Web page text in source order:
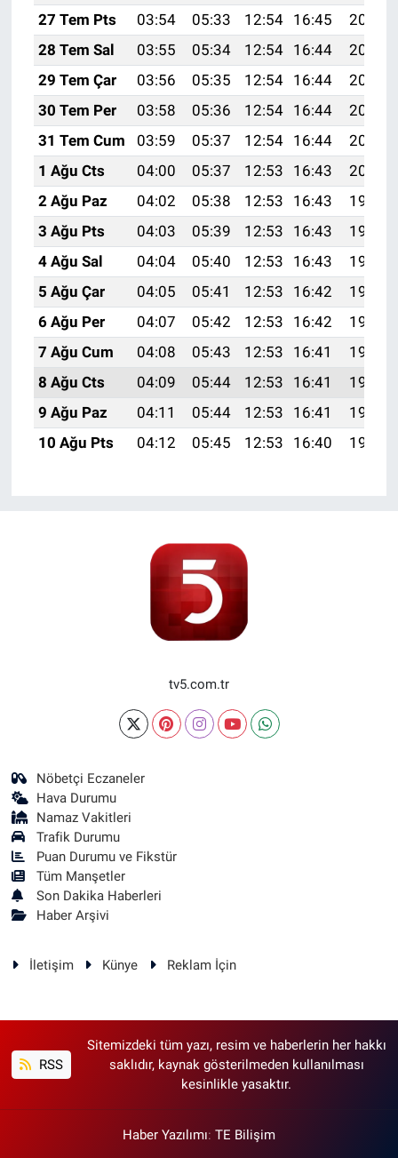
27 Tem Pts
03:54 05:33 12:54 16:45
20:04
28 Tem Sal
03:55 05:34 12:54 16:44
20:03
29 Tem Çar
03:56 05:35 12:54 16:44
20:02
30 Tem Per
03:58 05:36 12:54 16:44
20:01
31 Tem Cum
03:59 05:37 12:54 16:44
20:00
1 Ağu Cts
04:00 05:37 12:53 16:43
20:00
2 Ağu Paz
04:02 05:38 12:53 16:43
19:59
3 Ağu Pts
04:03 05:39 12:53 16:43
19:58
4 Ağu Sal
04:04 05:40 12:53 16:43
19:56
5 Ağu Çar
04:05 05:41 12:53 16:42
19:55
6 Ağu Per
04:07 05:42 12:53 16:42
19:54
7 Ağu Cum
04:08 05:43 12:53 16:41
19:53
8 Ağu Cts
04:09 05:44 12:53 16:41
19:52
9 Ağu Paz
04:11 05:44 12:53 16:41
19:51
10 Ağu Pts
04:12 05:45 12:53 16:40 19:50
tv5.com.tr
Nöbetçi Eczaneler
Hava Durumu
Namaz Vakitleri
Trafik Durumu
Puan Durumu ve Fikstür
Tüm Manşetler
Son Dakika Haberleri
Haber Arşivi
İletişim Künye Reklam İçin
RSS
Sitemizdeki tüm yazı, resim ve haberlerin her hakkı
saklıdır, kaynak gösterilmeden kullanılması
kesinlikle yasaktır.
Haber Yazılımı: TE Bilişim